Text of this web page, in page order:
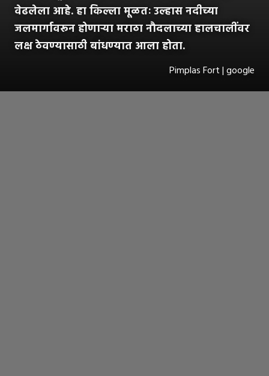
वेढलेला आहे. हा किल्ला मूळतः उल्हास नदीच्या
जलमार्गावरून होणाऱ्या मराठा नौदलाच्या हालचालींवर
लक्ष ठेवण्यासाठी बांधण्यात आला होता.
Pimplas Fort | google